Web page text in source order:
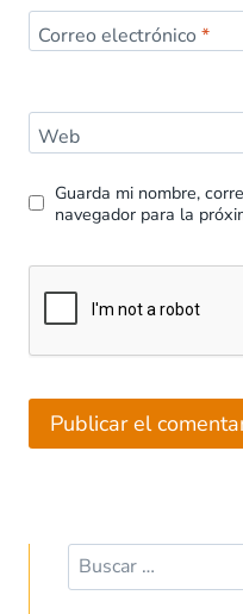
Correo electrónico *
Web
Guarda mi nombre,
navegador para la